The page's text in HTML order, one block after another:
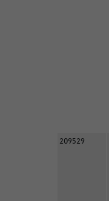
209529